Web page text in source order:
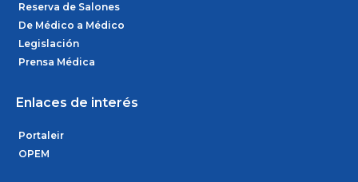
Reserva de Salones
De Médico a Médico
Legislación
Prensa Médica
Enlaces de interés
Portaleir
OPEM